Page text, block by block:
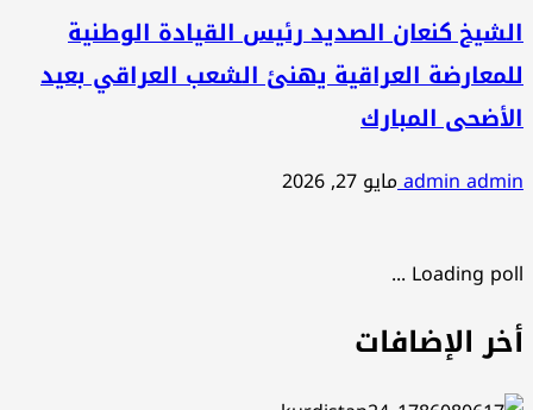
الشيخ كنعان الصديد رئيس القيادة الوطنية
للمعارضة العراقية يهنئ الشعب العراقي بعيد
الأضحى المبارك
admin adminمايو 27, 2026
Loading poll ...
أخر الإضافات